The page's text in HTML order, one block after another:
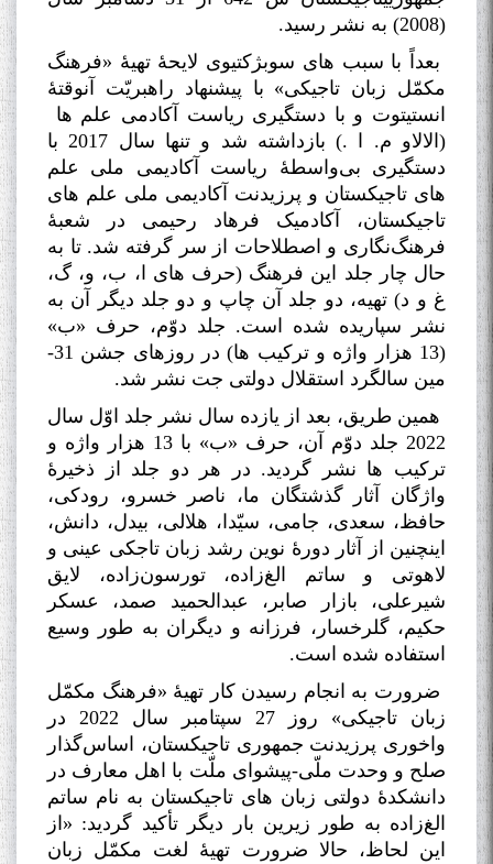
(2008) به نشر رسید
.
بعداً با سبب های سوبژکتیوی لایحۀ تهیۀ «فرهنگ
مکمّل زبان تاجیکی» با پیشنهاد راهبریّت آنوقتۀ
انستیتوت و با دستگیری ریاست آکادمی علم ها
(الالاو م. ا .) بازداشته شد و تنها سال 2017 با
دستگیری بی‌واسطۀ ریاست آکادیمی ملی علم
های تاجیکستان و پرزیدنت آکادیمی ملی علم های
تاجیکستان، آکادمیک فرهاد رحیمی در شعبۀ
فرهنگ‌نگاری و اصطلاحات از سر گرفته شد. تا به
حال چار جلد این فرهنگ (حرف های ا، ب، و، گ،
غ و د) تهیه، دو جلد آن چاپ و دو جلد دیگر آن به
نشر سپاریده شده است. جلد دوّم، حرف «ب»
(13 هزار واژه و ترکیب ها) در روزهای جشن 31-
مین سالگرد استقلال دولتی جت نشر شد.
همین طریق، بعد از یازده سال نشر جلد اوّل سال
2022 جلد دوّم آن، حرف «ب» با 13 هزار واژه و
ترکیب ها نشر گردید. در هر دو جلد از ذخیرۀ
واژگان آثار گذشتگان ما، ناصر خسرو، رودکی،
حافظ، سعدی، جامی، سیّدا، هلالی، بیدل، دانش،
اینچنین از آثار دورۀ نوین رشد زبان تاجکی عینی و
لاهوتی و ساتم الغ‌زاده، تورسون‌زاده، لایق
شیرعلی، بازار صابر، عبدالحمید صمد، عسکر
حکیم، گلرخسار، فرزانه و دیگران به طور وسیع
استفاده شده است.
ضرورت به انجام رسیدن کار تهیۀ «فرهنگ مکمّل
زبان تاجیکی» روز 27 سپتامبر سال 2022 در
واخوری پرزیدنت جمهوری تاجیکستان، اساس‌گذار
صلح و وحدت ملّی-پیشوای ملّت با اهل معارف در
دانشکدۀ دولتی زبان های تاجیکستان به نام ساتم
الغ‌زاده به طور زیرین بار دیگر تأکید گردید: «از
این لحاظ، حالا ضرورت تهیۀ لغت مکمّل زبان